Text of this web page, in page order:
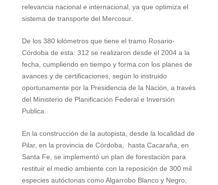
relevancia nacional e internacional, ya que optimiza el
sistema de transporte del Mercosur.
De los 380 kilómetrosque tiene el tramo Rosario-
Córdoba de esta: 312 se realizaron desde el 2004 a la
fecha, cumpliendo en tiempo y forma con los planes de
avances y de certificaciones, según lo instruido
oportunamente por la Presidencia de la Nación , a través
del Ministerio de Planificación Federal e Inversión
Publica.
En la construcción de la autopista, desde la localidad de
Pilar, en la provincia de Córdoba,
hasta Cacaraña, en
Santa Fe, se implementó un plan de forestación para
restituir el medio ambiente con la reposición de 300 mil
especies autóctonas como Algarrobo Blanco y Negro,